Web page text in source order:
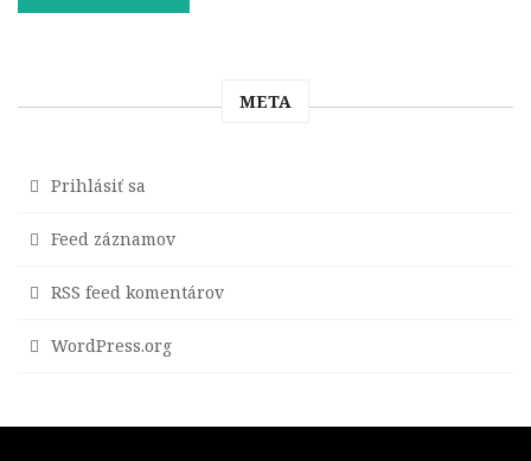
META
Prihlásiť sa
Feed záznamov
RSS feed komentárov
WordPress.org